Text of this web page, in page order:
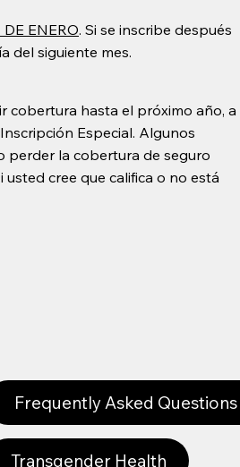
ENERO. Si se inscribe después
del siguiente mes.
cobertura hasta el próximo año, a
Especial. Algunos
perder la cobertura de seguro
cree que califica o no está
Frequently Asked Questions
Transgender Health